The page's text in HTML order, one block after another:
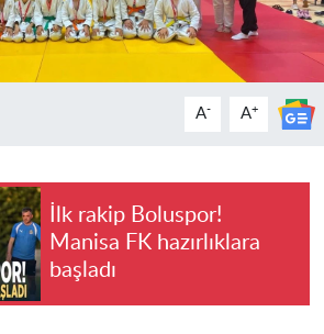
A- A+
İlk rakip Boluspor!
Manisa FK hazırlıklara
başladı